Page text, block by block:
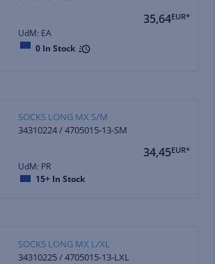
35,64EUR*
UdM: EA
0 In Stock
SOCKS LONG MX S/M
34310224 / 4705015-13-SM
34,45EUR*
UdM: PR
15+ In Stock
SOCKS LONG MX L/XL
34310225 / 4705015-13-LXL